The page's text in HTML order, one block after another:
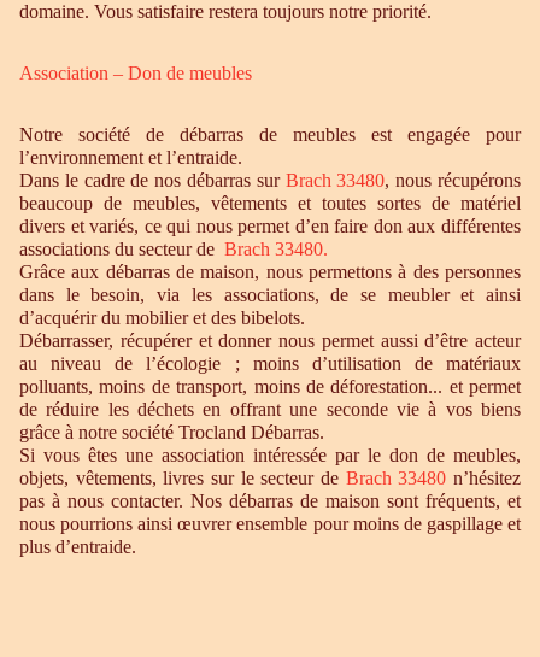
domaine. Vous satisfaire restera toujours notre priorité.
Association – Don de meubles
Notre société de débarras de meubles est engagée pour
l’environnement et l’entraide.
Dans le cadre de nos débarras sur Brach 33480, nous récupérons
beaucoup de meubles, vêtements et toutes sortes de matériel
divers et variés, ce qui nous permet d’en faire don aux différentes
associations du secteur de Brach 33480.
Grâce aux débarras de maison, nous permettons à des personnes
dans le besoin, via les associations, de se meubler et ainsi
d’acquérir du mobilier et des bibelots.
Débarrasser, récupérer et donner nous permet aussi d’être acteur
au niveau de l’écologie ; moins d’utilisation de matériaux
polluants, moins de transport, moins de déforestation... et permet
de réduire les déchets en offrant une seconde vie à vos biens
grâce à notre société Trocland Débarras.
Si vous êtes une association intéressée par le don de meubles,
objets, vêtements, livres sur le secteur de Brach 33480 n’hésitez
pas à nous contacter. Nos débarras de maison sont fréquents, et
nous pourrions ainsi œuvrer ensemble pour moins de gaspillage et
plus d’entraide.